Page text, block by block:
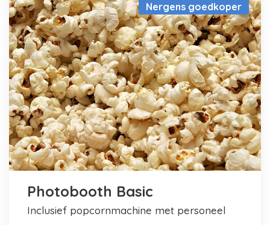
Nergens goedkoper
Photobooth Basic
inclusief popcornmachine met personeel